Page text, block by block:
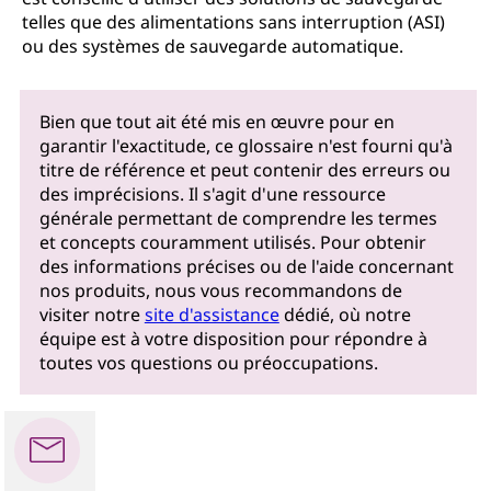
telles que des alimentations sans interruption (ASI)
ou des systèmes de sauvegarde automatique.
Bien que tout ait été mis en œuvre pour en
garantir l'exactitude, ce glossaire n'est fourni qu'à
titre de référence et peut contenir des erreurs ou
des imprécisions. Il s'agit d'une ressource
générale permettant de comprendre les termes
et concepts couramment utilisés. Pour obtenir
des informations précises ou de l'aide concernant
nos produits, nous vous recommandons de
visiter notresite d'assistancedédié, où notre
équipe est à votre disposition pour répondre à
toutes vos questions ou préoccupations.